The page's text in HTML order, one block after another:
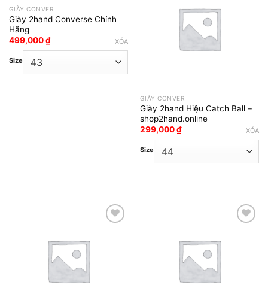
Add to wishlist
GIÀY CONVER
Giày 2hand Converse Chính
Hãng
499,000₫
Size
XÓA
Add to wishlist
GIÀY CONVER
Giày 2hand Hiệu Catch Ball –
shop2hand.online
299,000₫
Size
XÓA
Add to wishlist Add to wishlist